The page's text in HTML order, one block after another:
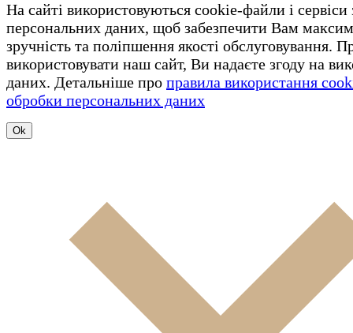
На сайті використовуються cookie-файли і сервіси
персональних даних, щоб забезпечити Вам
зручність та поліпшення якості обслуговування.
використовувати наш сайт, Ви надаєте згоду на
даних. Детальніше про правила використання
обробки персональних даних
Ok